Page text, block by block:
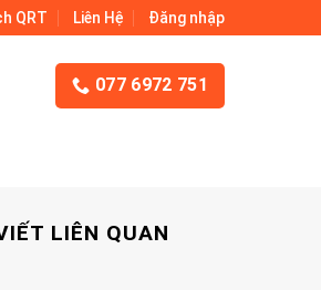
QRT Liên Hệ Đăng nhập
077 6972 751
LIÊN QUAN